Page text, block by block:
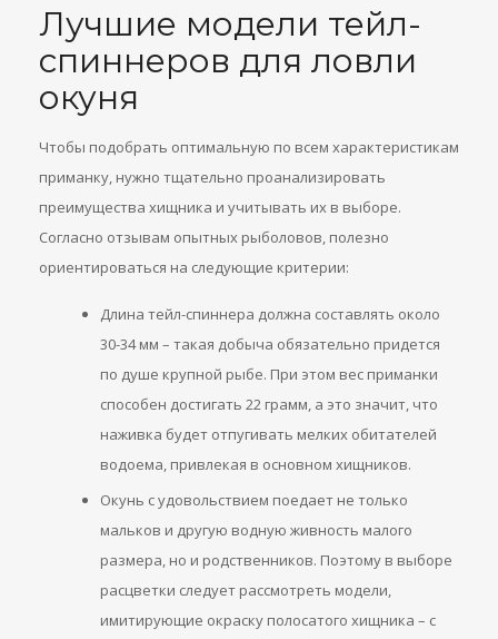
Лучшие модели тейл-
спиннеров для ловли
окуня
Чтобы подобрать оптимальную по всем характеристикам
приманку, нужно тщательно проанализировать
преимущества хищника и учитывать их в выборе.
Согласно отзывам опытных рыболовов, полезно
ориентироваться на следующие критерии:
Длина тейл-спиннера должна составлять около
30-34 мм – такая добыча обязательно придется
по душе крупной рыбе. При этом вес приманки
способен достигать 22 грамм, а это значит, что
наживка будет отпугивать мелких обитателей
водоема, привлекая в основном хищников.
Окунь с удовольствием поедает не только
мальков и другую водную живность малого
размера, но и родственников. Поэтому в выборе
расцветки следует рассмотреть модели,
имитирующие окраску полосатого хищника – с